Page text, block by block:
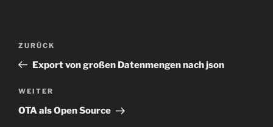
Beitragsnavigation
Vorheriger
Beitrag
ZURÜCK
Export von großen Datenmengen nach json
Nächster
Beitrag
WEITER
OTA als Open Source